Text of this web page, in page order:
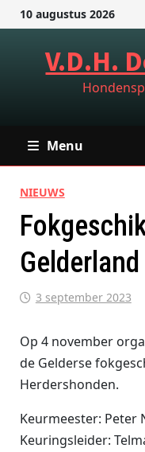
naar
10 augustus 2026
V.D.H.
Menu
NIEUWS
Gelderland
3 september 2023
Op 4 november
de Gelderse
Herdershonden.
Keurmeester: Peter
Keuringsleider: